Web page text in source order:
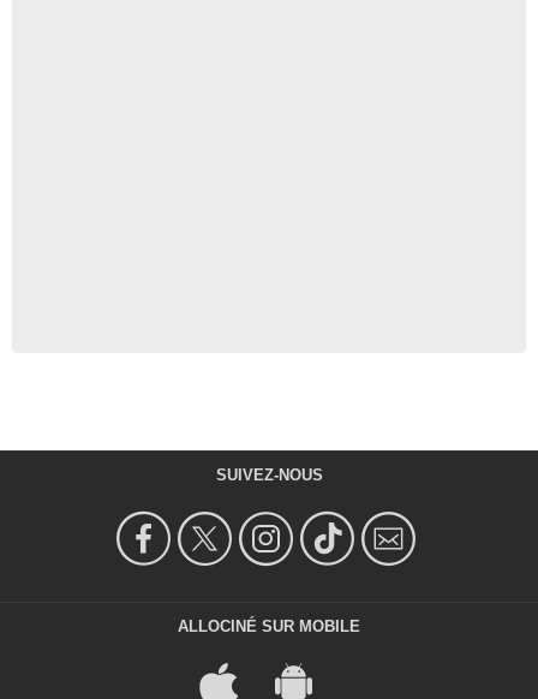
SUIVEZ-NOUS
ALLOCINÉ SUR MOBILE